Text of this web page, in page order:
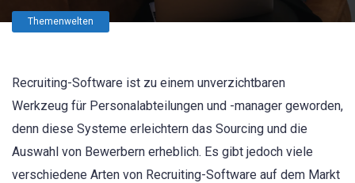
Themenwelten
Recruiting-Software ist zu einem unverzichtbaren
Werkzeug für Personalabteilungen und -manager geworden,
denn diese Systeme erleichtern das Sourcing und die
Auswahl von Bewerbern erheblich. Es gibt jedoch viele
verschiedene Arten von Recruiting-Software auf dem Markt